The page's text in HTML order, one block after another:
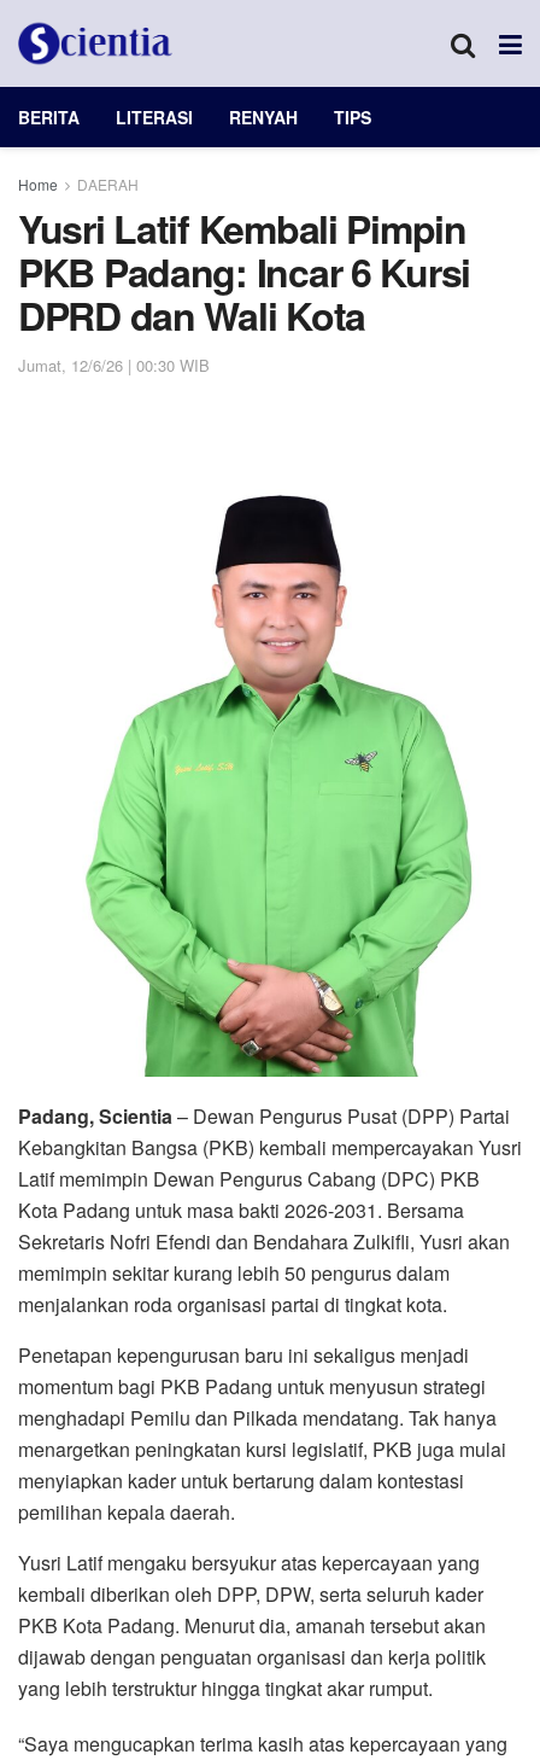
BERITA LITERASI RENYAH TIPS
Home DAERAH
Yusri Latif Kembali Pimpin
PKB Padang: Incar 6 Kursi
DPRD dan Wali Kota
Jumat, 12/6/26 | 00:30 WIB
Padang, Scientia– Dewan Pengurus Pusat (DPP) Partai
Kebangkitan Bangsa (PKB) kembali mempercayakan Yusri
Latif memimpin Dewan Pengurus Cabang (DPC) PKB
Kota Padang untuk masa bakti 2026-2031. Bersama
Sekretaris Nofri Efendi dan Bendahara Zulkifli, Yusri akan
memimpin sekitar kurang lebih 50 pengurus dalam
menjalankan roda organisasi partai di tingkat kota.
Penetapan kepengurusan baru ini sekaligus menjadi
momentum bagi PKB Padang untuk menyusun strategi
menghadapi Pemilu dan Pilkada mendatang. Tak hanya
menargetkan peningkatan kursi legislatif, PKB juga mulai
menyiapkan kader untuk bertarung dalam kontestasi
pemilihan kepala daerah.
Yusri Latif mengaku bersyukur atas kepercayaan yang
kembali diberikan oleh DPP, DPW, serta seluruh kader
PKB Kota Padang. Menurut dia, amanah tersebut akan
dijawab dengan penguatan organisasi dan kerja politik
yang lebih terstruktur hingga tingkat akar rumput.
“Saya mengucapkan terima kasih atas kepercayaan yang